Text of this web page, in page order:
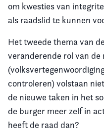
om kwesties van
als raadslid te kunnen
Het tweede thema van
veranderende rol van de
controleren) volstaan
de nieuwe taken in het
de burger meer zelf in
heeft de raad dan?